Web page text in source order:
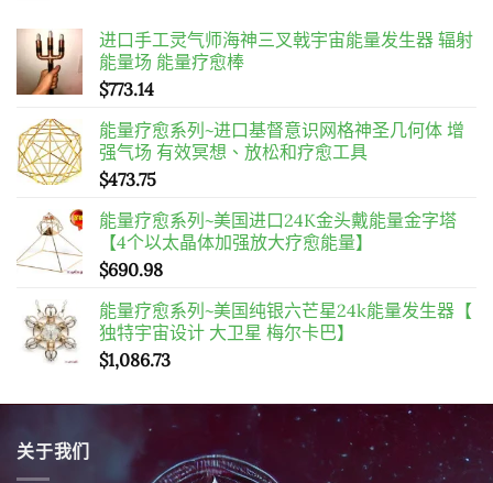
进口手工灵气师海神三叉戟宇宙能量发生器 辐射
能量场 能量疗愈棒
$773.14
能量疗愈系列~进口基督意识网格神圣几何体 增
强气场 有效冥想、放松和疗愈工具
$473.75
能量疗愈系列~美国进口24K金头戴能量金字塔
【4个以太晶体加强放大疗愈能量】
$690.98
能量疗愈系列~美国纯银六芒星24k能量发生器【
独特宇宙设计 大卫星 梅尔卡巴】
$1,086.73
关于我们